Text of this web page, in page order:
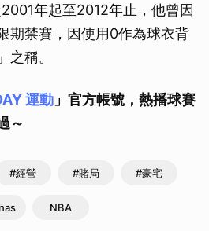
年起至2012年止，他曾因
期禁賽，因使用0作為球衣背
之稱。
運動 」官方帳號，熱播球賽
～
#經營 #賭局 #豪宅
NBA